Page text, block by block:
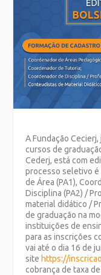
A Fundação
cursos de
Cederj, está com
processo seletivo é
de Área (PA1),
Disciplina (PA2) /
material didático /
de graduação na
instituições de
para as inscrições
vai até o dia 16 de
sitehttps://
cobrança de taxa